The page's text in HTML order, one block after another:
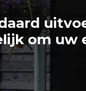
om uw